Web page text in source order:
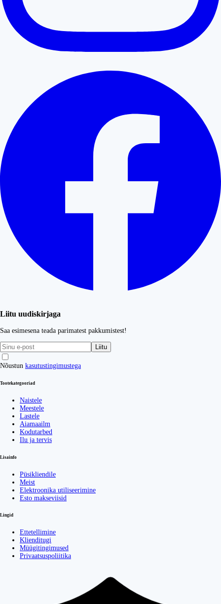
Liitu uudiskirjaga
Saa esimesena teada parimatest pakkumistest!
Liitu
Nõustun kasutustingimustega
Tootekategooriad
Naistele
Meestele
Lastele
Aiamaailm
Kodutarbed
Ilu ja tervis
Lisainfo
Püsikliendile
Meist
Elektroonika utiliseerimine
Esto makseviisid
Lingid
Ettetellimine
Klienditugi
Müügitingimused
Privaatsuspoliitika